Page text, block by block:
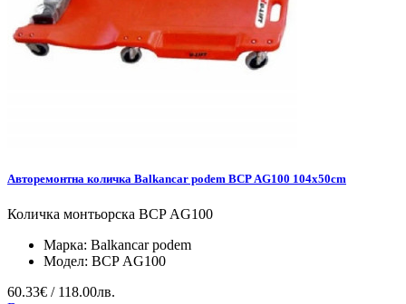
Авторемонтна количка Balkancar podem BCP АG100 104x50cm
Количка монтьорска BCP АG100
Марка: Balkancar podem
Модел: BCP АG100
60.33€ / 118.00лв.